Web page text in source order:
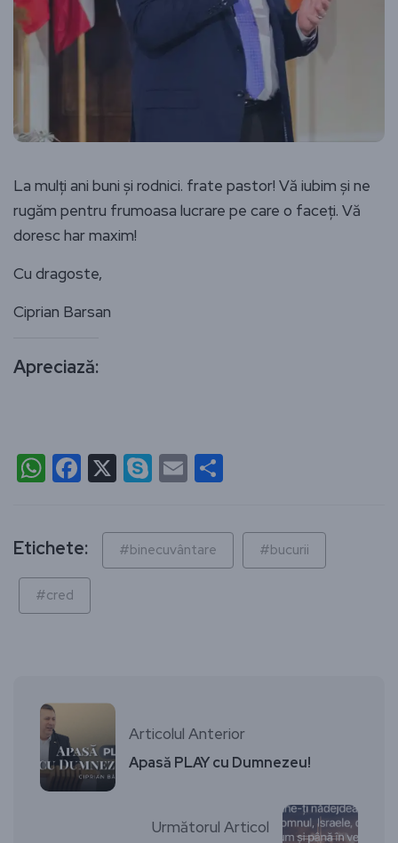
La mulți ani buni și rodnici. frate pastor! Vă iubim și ne
rugăm pentru frumoasa lucrare pe care o faceți. Vă
doresc har maxim!
Cu dragoste,
Ciprian Barsan
Apreciază:
WhatsApp
Facebook
X Skype
Email
Etichete: #binecuvântare #bucurii
#cred
Articolul Anterior
Apasă PLAY cu Dumnezeu!
Următorul Articol